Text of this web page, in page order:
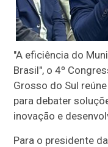
"A eficiência do
Brasil", o 4º
Grosso do Sul
para debater
inovação e
Para o presidente